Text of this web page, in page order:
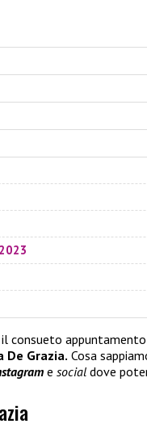
consueto appuntamento
De Grazia. Cosa
e social dove